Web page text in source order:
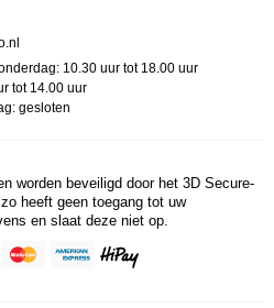
10.30 uur tot 18.00 uur
tot 14.00 uur
gesloten
worden beveiligd door het 3D Secure-
heeft geen toegang tot uw
en slaat deze niet op.